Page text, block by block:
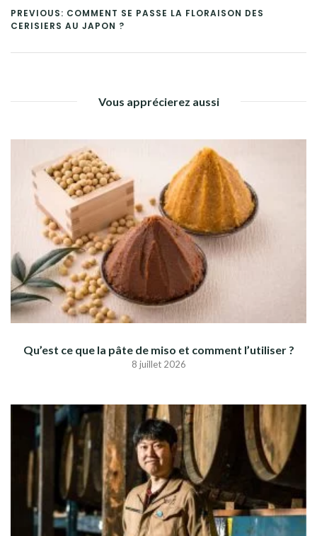
PREVIOUS: COMMENT SE PASSE LA FLORAISON DES
CERISIERS AU JAPON ?
Vous apprécierez aussi
Qu’est ce que la pâte de miso et comment l’utiliser ?
8 juillet 2026